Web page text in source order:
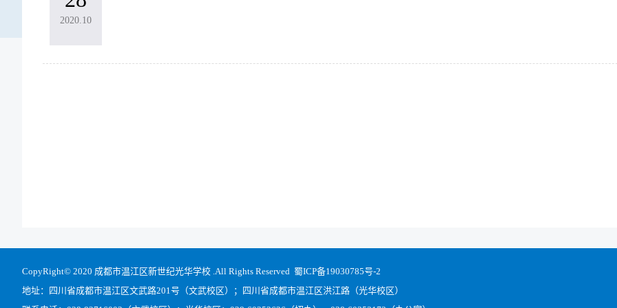
2020.10
CopyRight© 2020 成都市温江区新世纪光华学校 .All Rights Reserved 蜀ICP备19030785号-2
地址：四川省成都市温江区文武路201号（文武校区）；四川省成都市温江区洪江路（光华校区）